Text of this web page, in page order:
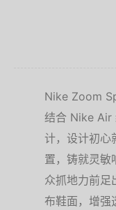
Nike Zoom
结合 Nike Air
计，设计初心
置，铸就灵敏
众抓地力前足
布鞋面，增强